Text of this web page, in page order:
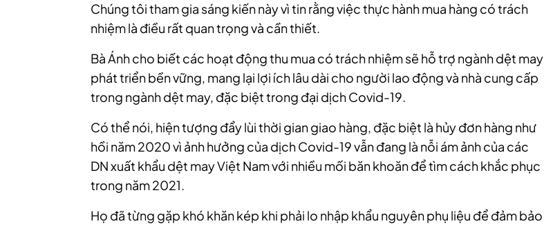
Chúng tôi tham gia sáng kiến này vì tin rằng việc thực hành mua hàng có trách
nhiệm là điều rất quan trọng và cần thiết.
Bà Ánh cho biết các hoạt động thu mua có trách nhiệm sẽ hỗ trợ ngành dệt may
phát triển bền vững, mang lại lợi ích lâu dài cho người lao động và nhà cung cấp
trong ngành dệt may, đặc biệt trong đại dịch Covid-19.
Có thể nói, hiện tượng đẩy lùi thời gian giao hàng, đặc biệt là hủy đơn hàng như
hồi năm 2020 vì ảnh hưởng của dịch Covid-19 vẫn đang là nỗi ám ảnh của các
DN xuất khẩu dệt may Việt Nam với nhiều mối băn khoăn để tìm cách khắc phục
trong năm 2021.
Họ đã từng gặp khó khăn kép khi phải lo nhập khẩu nguyên phụ liệu để đảm bảo